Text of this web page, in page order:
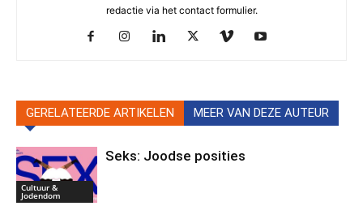
redactie via het contact formulier.
GERELATEERDE ARTIKELEN MEER VAN DEZE AUTEUR
Cultuur &
Jodendom
Seks: Joodse posities